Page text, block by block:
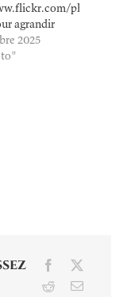
54703120626/in/
photos/
agrandir
2025
55253796725/in/
Facebook
RedditEmail